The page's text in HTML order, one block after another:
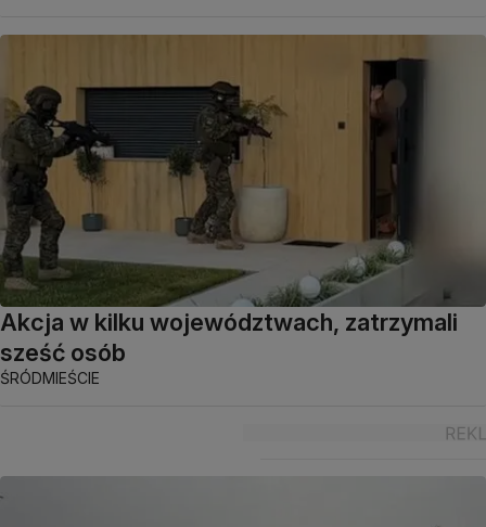
Akcja w kilku województwach, zatrzymali
sześć osób
ŚRÓDMIEŚCIE